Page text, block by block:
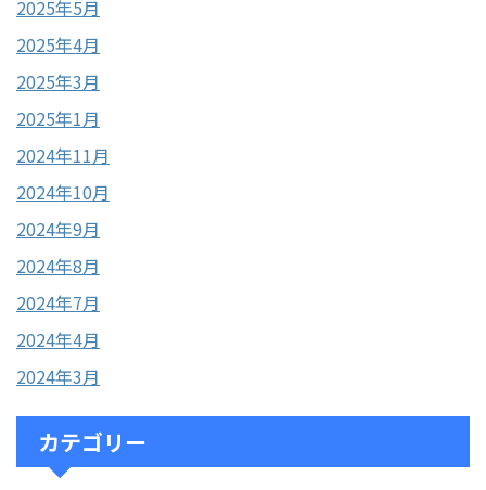
2025年5月
2025年4月
2025年3月
2025年1月
2024年11月
2024年10月
2024年9月
2024年8月
2024年7月
2024年4月
2024年3月
カテゴリー